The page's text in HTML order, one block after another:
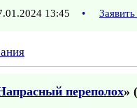
13:45 •
переполох» (